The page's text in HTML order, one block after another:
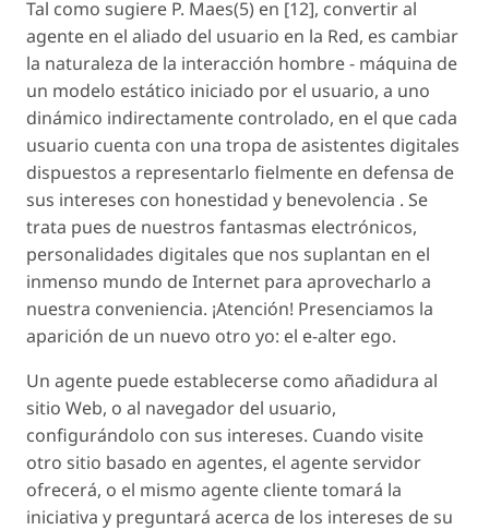
Tal como sugiere P. Maes(5) en [12], convertir al
agente en el aliado del usuario en la Red, es cambiar
la naturaleza de la interacción hombre - máquina de
un modelo estático iniciado por el usuario, a uno
dinámico indirectamente controlado, en el que cada
usuario cuenta con una tropa de asistentes digitales
dispuestos a representarlo fielmente en defensa de
sus intereses con honestidad y benevolencia . Se
trata pues de nuestros fantasmas electrónicos,
personalidades digitales que nos suplantan en el
inmenso mundo de Internet para aprovecharlo a
nuestra conveniencia. ¡Atención! Presenciamos la
aparición de un nuevo otro yo: el e-alter ego.
Un agente puede establecerse como añadidura al
sitio Web, o al navegador del usuario,
configurándolo con sus intereses. Cuando visite
otro sitio basado en agentes, el agente servidor
ofrecerá, o el mismo agente cliente tomará la
iniciativa y preguntará acerca de los intereses de su